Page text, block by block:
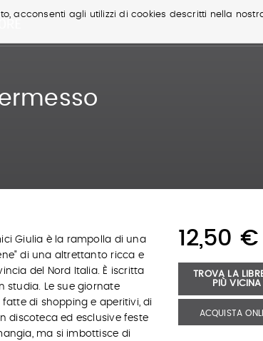
acconsenti agli utilizzi di cookies descritti nella
Giulia è la rampolla di una
di una altrettanto ricca e
del Nord Italia. È iscritta
studia. Le sue giornate
di shopping e aperitivi, di
discoteca ed esclusive feste
ma si imbottisce di
12,50 €
TROVA LA
PIÙ VICINA
ACQUISTA